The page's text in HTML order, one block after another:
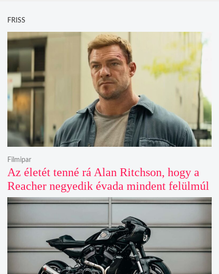
FRISS
Az életét tenné rá Alan Ritchson, hogy a
Reacher negyedik évada mindent felülmúl
Filmipar